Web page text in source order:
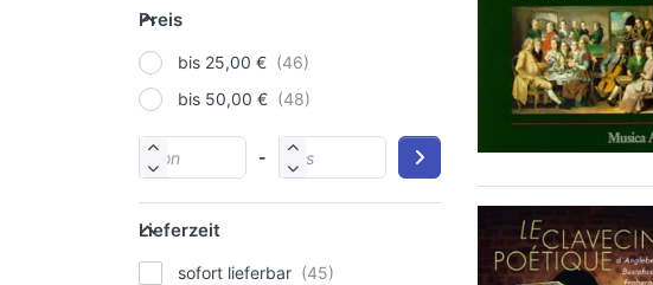
Preis
bis 25,00 €
bis 50,00 €
-
Lieferzeit
sofort lieferbar